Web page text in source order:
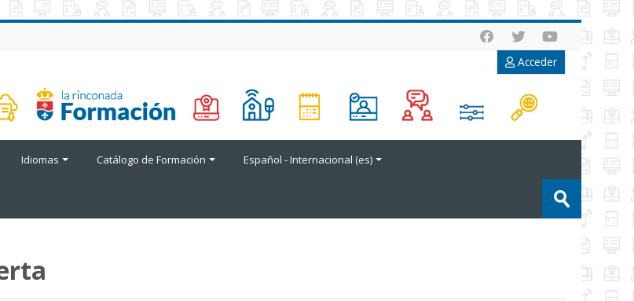
Acceder
Idiomas Catálogo de Formación Español - Internacional ‎(es)‎
Enviar